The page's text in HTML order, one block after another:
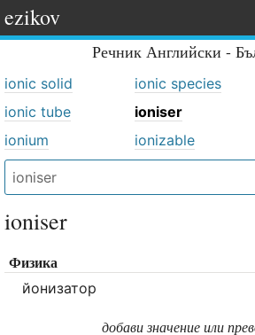
ezikov
Речник Английски -
ionic solid ionic species
ionic tube
ioniser
ionium
ionizable
ioniser
Физика
йонизатор
добави значение или